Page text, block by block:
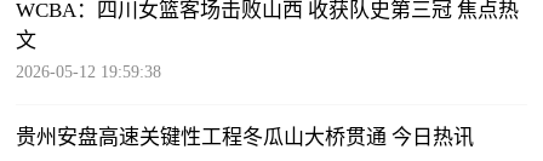
WCBA：四川女篮客场击败山西 收获队史第三冠 焦点热
文
2026-05-12 19:59:38
贵州安盘高速关键性工程冬瓜山大桥贯通 今日热讯